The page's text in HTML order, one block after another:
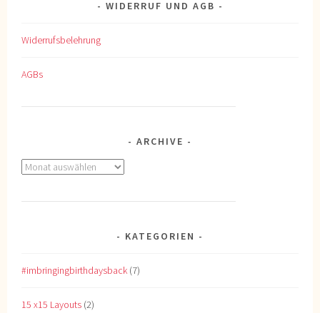
WIDERRUF UND AGB
Widerrufsbelehrung
AGBs
ARCHIVE
Archive
KATEGORIEN
#imbringingbirthdaysback (7)
15 x15 Layouts (2)